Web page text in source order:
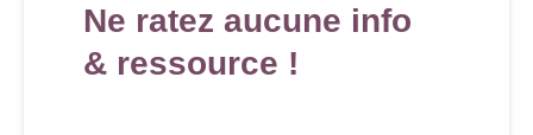
Ne ratez aucune info
& ressource !